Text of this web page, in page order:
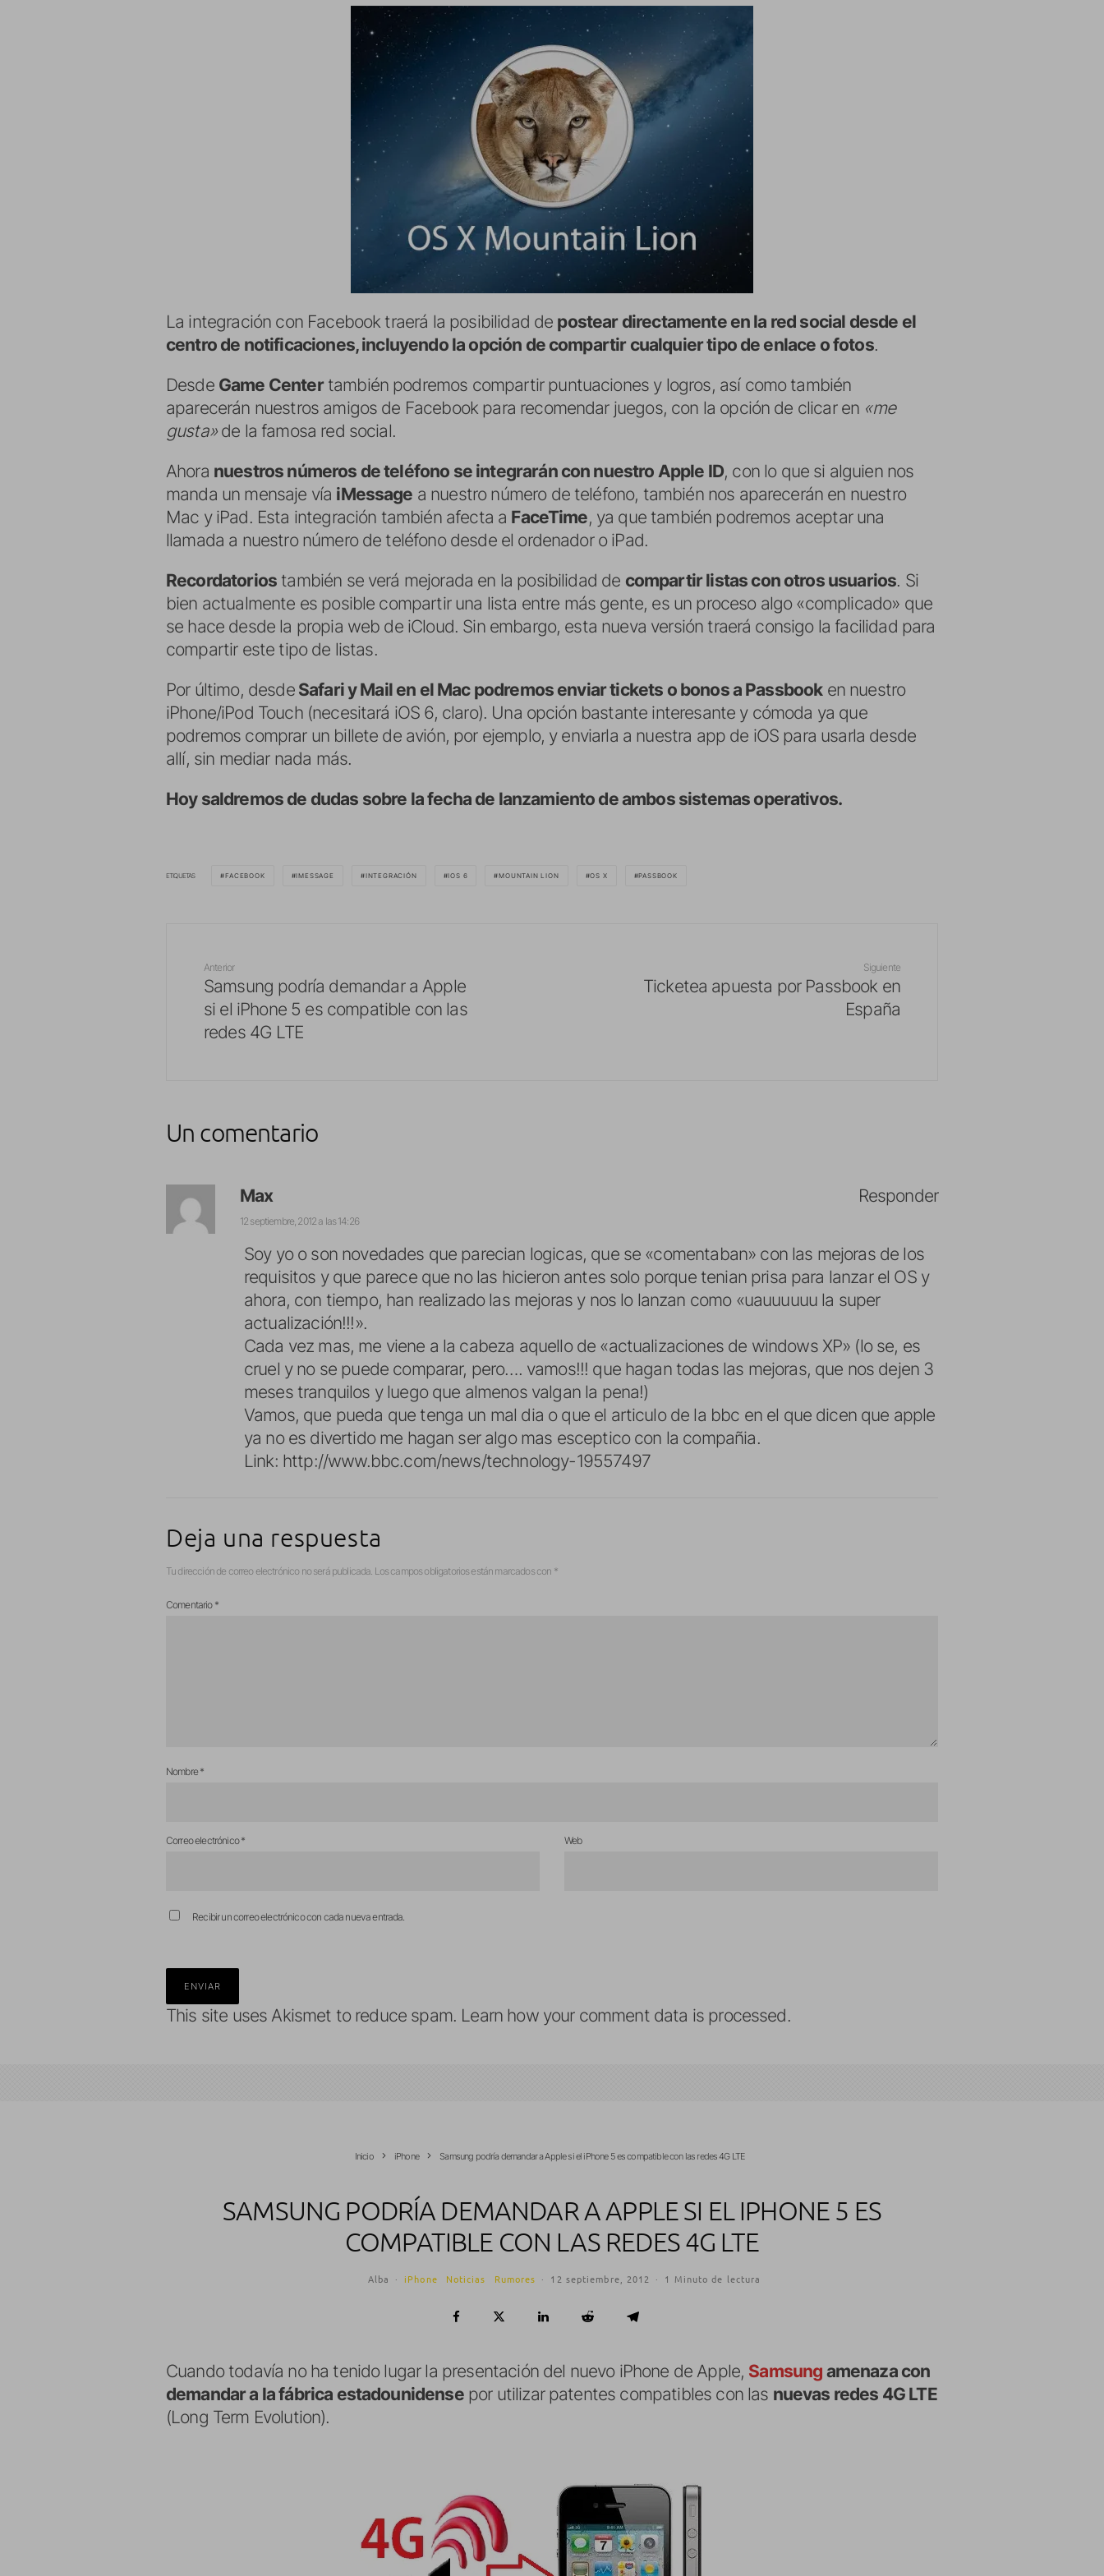
La integración con Facebook traerá la posibilidad de postear directamente en la red social desde el
centro de notificaciones, incluyendo la opción de compartir cualquier tipo de enlace o fotos.
Desde Game Centertambién podremos compartir puntuaciones y logros, así como también
aparecerán nuestros amigos de Facebook para recomendar juegos, con la opción de clicar en «me
gusta»de la famosa red social.
Ahora nuestros números de teléfono se integrarán con nuestro Apple ID, con lo que si alguien nos
manda un mensaje vía iMessage a nuestro número de teléfono, también nos aparecerán en nuestro
Mac y iPad. Esta integración también afecta a FaceTime, ya que también podremos aceptar una
llamada a nuestro número de teléfono desde el ordenador o iPad.
Recordatorios también se verá mejorada en la posibilidad de compartir listas con otros usuarios. Si
bien actualmente es posible compartir una lista entre más gente, es un proceso algo «complicado» que
se hace desde la propia web de iCloud. Sin embargo, esta nueva versión traerá consigo la facilidad para
compartir este tipo de listas.
Por último, desdeSafari y Mail en el Mac podremos enviar tickets o bonos a Passbooken nuestro
iPhone/iPod Touch (necesitará iOS 6, claro). Una opción bastante interesante y cómoda ya que
podremos comprar un billete de avión, por ejemplo, y enviarla a nuestra app de iOS para usarla desde
allí, sin mediar nada más.
Hoy saldremos de dudas sobre la fecha de lanzamiento de ambos sistemas operativos.
ETIQUETAS FACEBOOK IMESSAGE INTEGRACIÓN IOS 6 MOUNTAIN LION OS X PASSBOOK
Anterior
Samsung podría demandar a Apple
si el iPhone 5 es compatible con las
redes 4G LTE
Siguiente
Ticketea apuesta por Passbook en
España
Un comentario
Max
12 septiembre, 2012 a las 14:26
Soy yo o son novedades que parecian logicas, que se «comentaban» con las mejoras de los
requisitos y que parece que no las hicieron antes solo porque tenian prisa para lanzar el OS y
ahora, con tiempo, han realizado las mejoras y nos lo lanzan como «uauuuuuu la super
actualización!!!».
Cada vez mas, me viene a la cabeza aquello de «actualizaciones de windows XP» (lo se, es
cruel y no se puede comparar, pero…. vamos!!! que hagan todas las mejoras, que nos dejen 3
meses tranquilos y luego que almenos valgan la pena!)
Vamos, que pueda que tenga un mal dia o que el articulo de la bbc en el que dicen que apple
ya no es divertido me hagan ser algo mas esceptico con la compañia.
Link: http://www.bbc.com/news/technology-19557497
Responder
Deja una respuesta
Tu dirección de correo electrónico no será publicada. Los campos obligatorios están marcados con *
Comentario *
Nombre*
Correo electrónico* Web
Recibir un correo electrónico con cada nueva entrada.
This site uses Akismet to reduce spam. Learn how your comment data is processed.
Inicio iPhone Samsung podría demandar a Apple si el iPhone 5 es compatible con las redes 4G LTE
SAMSUNG PODRÍA DEMANDAR A APPLE SI EL IPHONE 5 ES
COMPATIBLE CON LAS REDES 4G LTE
Alba · iPhone Noticias Rumores · 12 septiembre, 2012 · 1 Minuto de lectura
Cuando todavía no ha tenido lugar la presentación del nuevo iPhone de Apple, Samsung amenaza con
demandar a la fábrica estadounidensepor utilizar patentes compatibles con las nuevas redes 4G LTE
(Long Term Evolution).